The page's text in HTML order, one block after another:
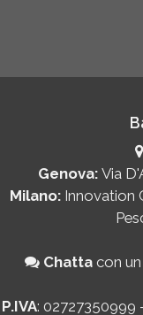
Genova: Via
Milano: Innovation
Chatta con
P.IVA: 02727350999